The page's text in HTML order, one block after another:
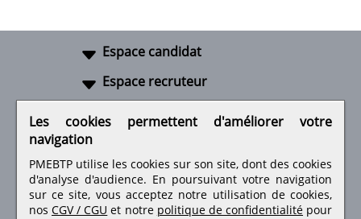
Espace candidat
Espace recruteur
Les cookies permettent d'améliorer votre
navigation
PMEBTP utilise les cookies sur son site, dont des cookies
d'analyse d'audience. En poursuivant votre navigation
sur ce site, vous acceptez notre utilisation de cookies,
nos CGV / CGU et notre politique de confidentialité pour